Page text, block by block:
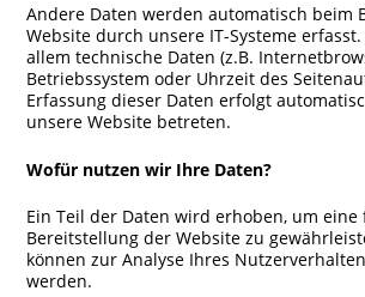
Andere Daten werden automatisch beim
Website durch unsere IT-Systeme
allem technische Daten (z.B.
Betriebssystem oder Uhrzeit des
Erfassung dieser Daten erfolgt
unsere Website betreten.
Wofür nutzen wir Ihre Daten?
Ein Teil der Daten wird erhoben, um
Bereitstellung der Website zu
können zur Analyse Ihres
werden.